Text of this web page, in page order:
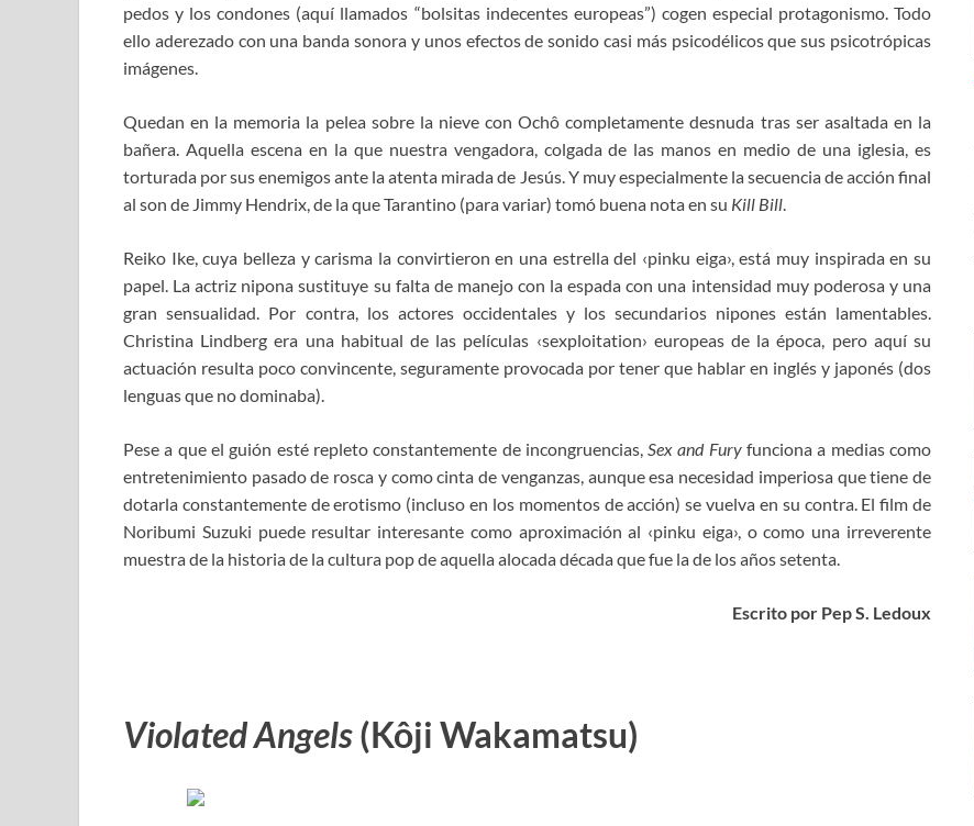
pedos y los condones (aquí llamados “bolsitas indecentes europeas”) cogen especial protagonismo. Todo
ello aderezado con una banda sonora y unos efectos de sonido casi más psicodélicos que sus psicotrópicas
imágenes.
Quedan en la memoria la pelea sobre la nieve con Ochô completamente desnuda tras ser asaltada en la
bañera. Aquella escena en la que nuestra vengadora, colgada de las manos en medio de una iglesia, es
torturada por sus enemigos ante la atenta mirada de Jesús. Y muy especialmente la secuencia de acción final
al son de Jimmy Hendrix, de la que Tarantino (para variar) tomó buena nota en su Kill Bill.
Reiko Ike, cuya belleza y carisma la convirtieron en una estrella del ‹pinku eiga›, está muy inspirada en su
papel. La actriz nipona sustituye su falta de manejo con la espada con una intensidad muy poderosa y una
gran sensualidad. Por contra, los actores occidentales y los secundarios nipones están lamentables.
Christina Lindberg era una habitual de las películas ‹sexploitation› europeas de la época, pero aquí su
actuación resulta poco convincente, seguramente provocada por tener que hablar en inglés y japonés (dos
lenguas que no dominaba).
Pese a que el guión esté repleto constantemente de incongruencias,Sex and Furyfunciona a medias como
entretenimiento pasado de rosca y como cinta de venganzas, aunque esa necesidad imperiosa que tiene de
dotarla constantemente de erotismo (incluso en los momentos de acción) se vuelva en su contra. El film de
Noribumi Suzuki puede resultar interesante como aproximación al ‹pinku eiga›, o como una irreverente
muestra de la historia de la cultura pop de aquella alocada década que fue la de los años setenta.
Escrito por Pep S. Ledoux
Violated Angels(Kôji Wakamatsu)